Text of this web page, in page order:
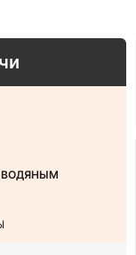
ВОДЯНЫМ